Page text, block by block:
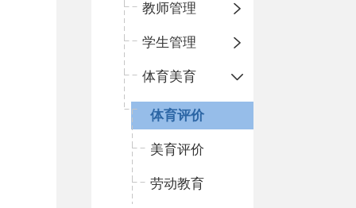
教师管理
学生管理
体育美育
体育评价
美育评价
劳动教育